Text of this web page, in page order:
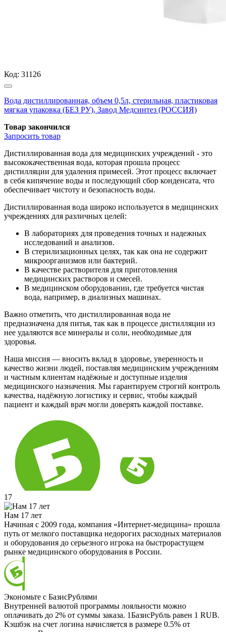
Код: 31126
Вода дистиллированная, объем 0,5л, стерильная, пластиковая
мягкая упаковка (БЕЗ РУ), Завод Медсинтез (РОССИЯ)
Товар закончился
Запросить товар
Дистиллированная вода для медицинских учреждений - это
высококачественная вода, которая прошла процесс
дистилляции для удаления примесей. Этот процесс включает
в себя кипячение воды и последующий сбор конденсата, что
обеспечивает чистоту и безопасность воды.
Дистиллированная вода широко используется в медицинских
учреждениях для различных целей:
В лабораториях для проведения точных и надежных
исследований и анализов.
В стерилизационных целях, так как она не содержит
микроорганизмов или бактерий.
В качестве растворителя для приготовления
медицинских растворов и смесей.
В медицинском оборудовании, где требуется чистая
вода, например, в диализных машинах.
Важно отметить, что дистиллированная вода не
предназначена для питья, так как в процессе дистилляции из
нее удаляются все минералы и соли, необходимые для
здоровья.
Наша миссия — вносить вклад в здоровье, уверенность и
качество жизни людей, поставляя медицинским учреждениям
и частным клиентам надёжные и доступные изделия
медицинского назначения. Мы гарантируем строгий контроль
качества, надёжную логистику и сервис, чтобы каждый
пациент и каждый врач могли доверять каждой поставке.
17
Нам 17 лет
Начиная с 2009 года, компания «Интернет-медицина» прошла
путь от мелкого поставщика недорогих расходных материалов
и оборудования до серьезного игрока на быстрорастущем
рынке медицинского оборудования в России.
Экономьте с БазисРублями
Внутренней валютой программы лояльности можно
оплачивать до 2% от суммы заказа. 1БазисРубль равен 1 RUB.
Кэшбэк на счет логина начисляется в размере 0.5% от